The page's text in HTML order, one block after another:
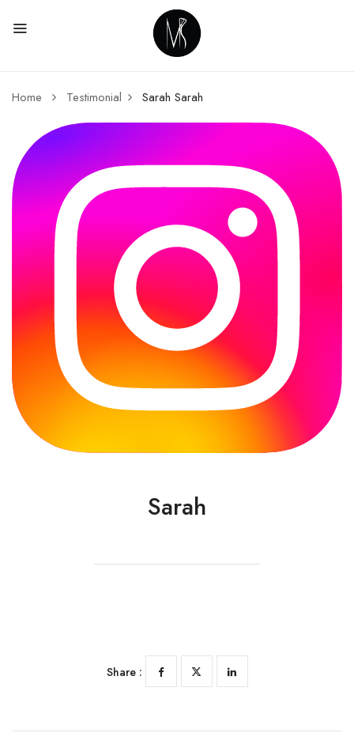
Home Testimonial Sarah Sarah
Sarah
Share :